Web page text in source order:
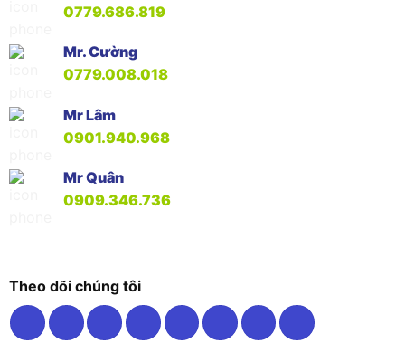
0779.686.819
Mr. Cường
0779.008.018
Mr Lâm
0901.940.968
Mr Quân
0909.346.736
Theo dõi chúng tôi